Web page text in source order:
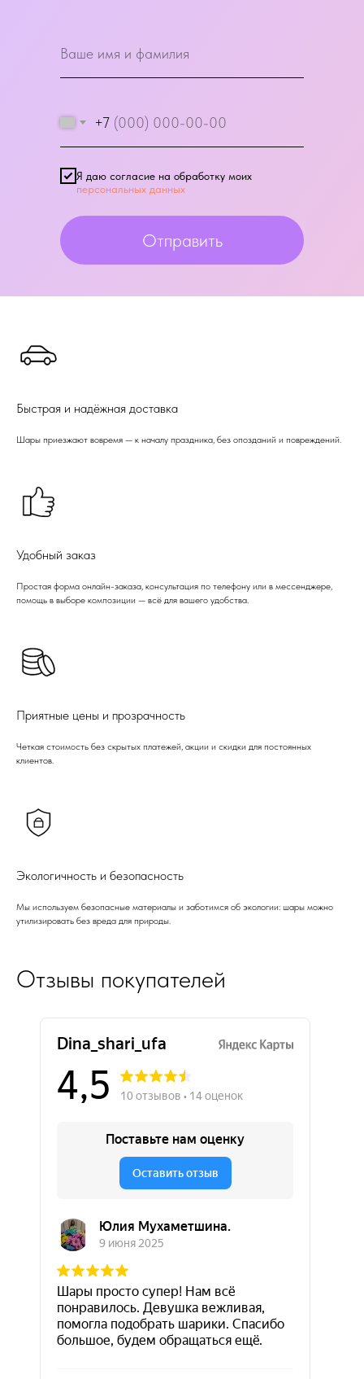
+7
Я даю согласие на обработку моих
персональных данных
Отправить
Быстрая и надёжная доставка
Шары приезжают вовремя — к началу праздника, без опозданий и повреждений.
Удобный заказ
Простая форма онлайн-заказа, консультация по телефону или в мессенджере,
помощь в выборе композиции — всё для вашего удобства.
Приятные цены и прозрачность
Четкая стоимость без скрытых платежей, акции и скидки для постоянных
клиентов.
Экологичность и безопасность
Мы используем безопасные материалы и заботимся об экологии: шары можно
утилизировать без вреда для природы.
Отзывы покупателей